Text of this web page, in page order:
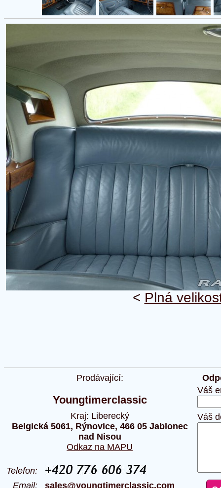
< Plná
Prodávající:
Youngtimerclassic
Kraj: Liberecký
Belgická 5061, Rýnovice, 466 05 Jablonec
nad Nisou
Odkaz na MAPU
Telefon:
Email: sales@youngtimerclassic.com
Váš
Váš